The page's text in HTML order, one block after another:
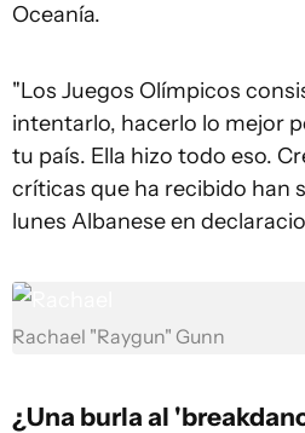
Oceanía.
"Los Juegos Olímpicos
intentarlo, hacerlo lo mejor
tu país. Ella hizo todo eso.
críticas que ha recibido han
lunes Albanese en
Rachael "Raygun" Gunn
¿Una burla al